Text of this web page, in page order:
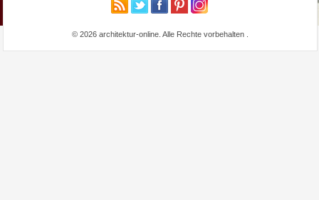
© 2026 architektur-online. Alle Rechte vorbehalten .